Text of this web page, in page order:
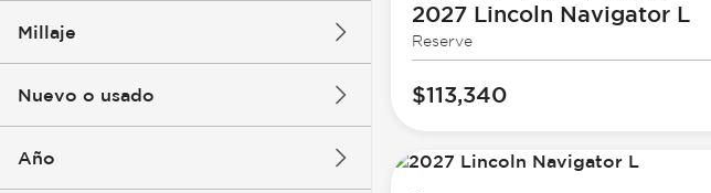
Millaje
Nuevo o usado
Año
2027 Lincoln Navigator L
Reserve
$113,340